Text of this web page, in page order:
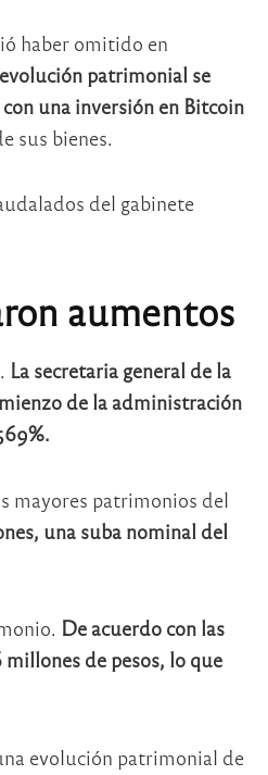
haber omitido en
patrimonial se
una inversión en Bitcoin
sus bienes.
del gabinete
aumentos
La secretaria general de la
de la administración
mayores patrimonios del
una suba nominal del
De acuerdo con las
de pesos, lo que
evolución patrimonial de